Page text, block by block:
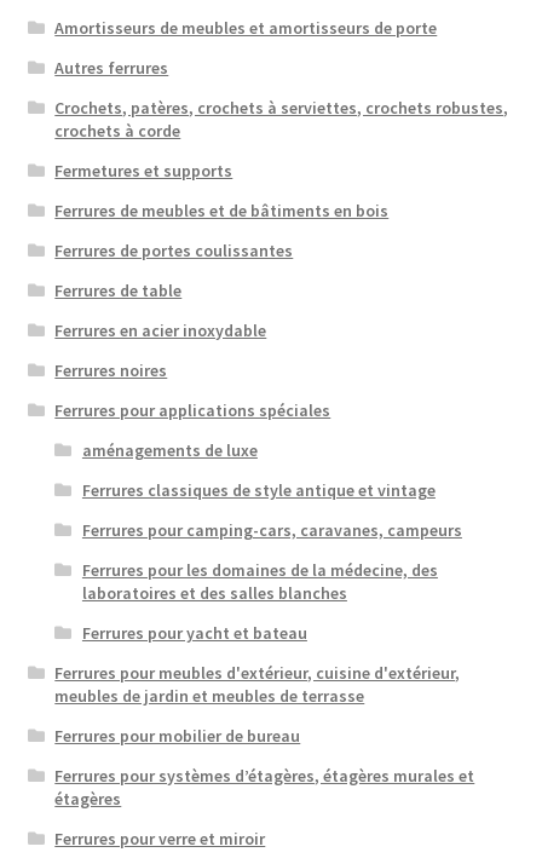
Amortisseurs de meubles et amortisseurs de porte
Autres ferrures
Crochets, patères, crochets à serviettes, crochets robustes,
crochets à corde
Fermetures et supports
Ferrures de meubles et de bâtiments en bois
Ferrures de portes coulissantes
Ferrures de table
Ferrures en acier inoxydable
Ferrures noires
Ferrures pour applications spéciales
aménagements de luxe
Ferrures classiques de style antique et vintage
Ferrures pour camping-cars, caravanes, campeurs
Ferrures pour les domaines de la médecine, des
laboratoires et des salles blanches
Ferrures pour yacht et bateau
Ferrures pour meubles d'extérieur, cuisine d'extérieur,
meubles de jardin et meubles de terrasse
Ferrures pour mobilier de bureau
Ferrures pour systèmes d’étagères, étagères murales et
étagères
Ferrures pour verre et miroir